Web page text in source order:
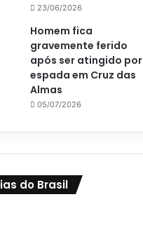
23/06/2026
Homem fica
gravemente ferido
após ser atingido por
espada em Cruz das
Almas
05/07/2026
do Brasil